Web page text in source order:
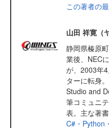
この著者の
山田 祥寛（
静岡県榛原
業後、NEC
が、2003年
ターに転身。
Studio and
筆コミュニ
表。主な著
C#・Python